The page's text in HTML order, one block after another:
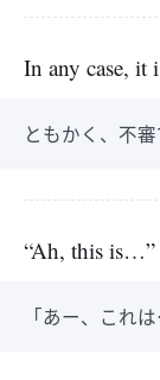
In any case, it
ともかく、不審
“Ah, this is…”
「あー、これ